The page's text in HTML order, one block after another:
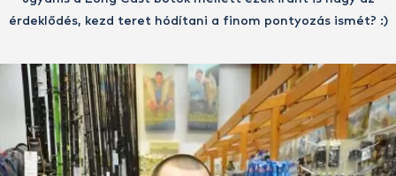
érdeklődés, kezd teret hódítani a finom pontyozás ismét? :)